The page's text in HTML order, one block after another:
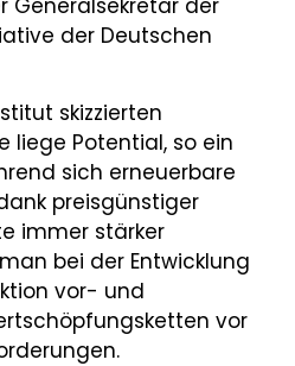
Generalsekretär der
der Deutschen
skizzierten
liege Potential, so ein
sich erneuerbare
preisgünstiger
immer stärker
bei der Entwicklung
vor- und
vor